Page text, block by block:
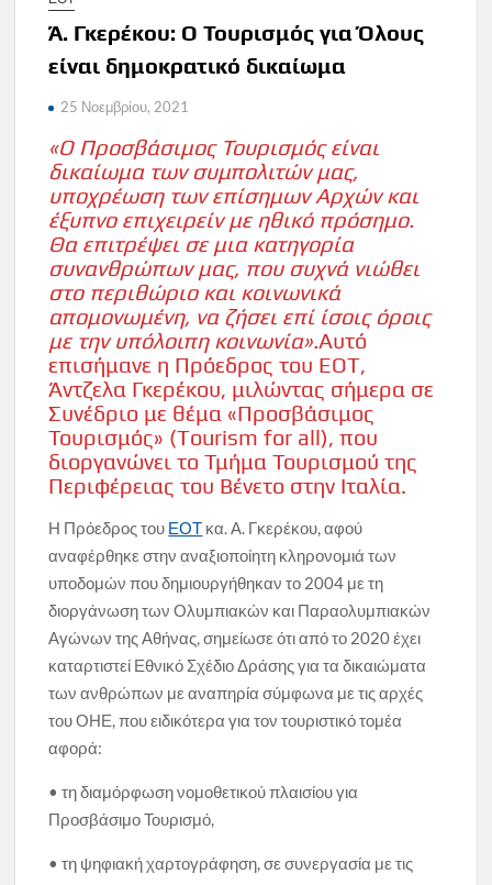
Ά. Γκερέκου: Ο Τουρισμός για Όλους
είναι δημοκρατικό δικαίωμα
25 Νοεμβρίου, 2021
«Ο Προσβάσιμος Τουρισμός είναι
δικαίωμα των συμπολιτών μας,
υποχρέωση των επίσημων Αρχών και
έξυπνο επιχειρείν με ηθικό πρόσημο.
Θα επιτρέψει σε μια κατηγορία
συνανθρώπων μας, που συχνά νιώθει
στο περιθώριο και κοινωνικά
απομονωμένη, να ζήσει επί ίσοις όροις
με την υπόλοιπη κοινωνία».Αυτό
επισήμανε η Πρόεδρος του ΕΟΤ,
Άντζελα Γκερέκου, μιλώντας σήμερα σε
Συνέδριο με θέμα «Προσβάσιμος
Τουρισμός» (Tourism for all), που
διοργανώνει το Τμήμα Τουρισμού της
Περιφέρειας του Βένετο στην Ιταλία.
Η Πρόεδρος του ΕΟΤ κα. Α. Γκερέκου, αφού
αναφέρθηκε στην αναξιοποίητη κληρονομιά των
υποδομών που δημιουργήθηκαν το 2004 με τη
διοργάνωση των Ολυμπιακών και Παραολυμπιακών
Αγώνων της Αθήνας, σημείωσε ότι από το 2020 έχει
καταρτιστεί Εθνικό Σχέδιο Δράσης για τα δικαιώματα
των ανθρώπων με αναπηρία σύμφωνα με τις αρχές
του ΟΗΕ, που ειδικότερα για τον τουριστικό τομέα
αφορά:
• τη διαμόρφωση νομοθετικού πλαισίου για
Προσβάσιμο Τουρισμό,
• τη ψηφιακή χαρτογράφηση, σε συνεργασία με τις